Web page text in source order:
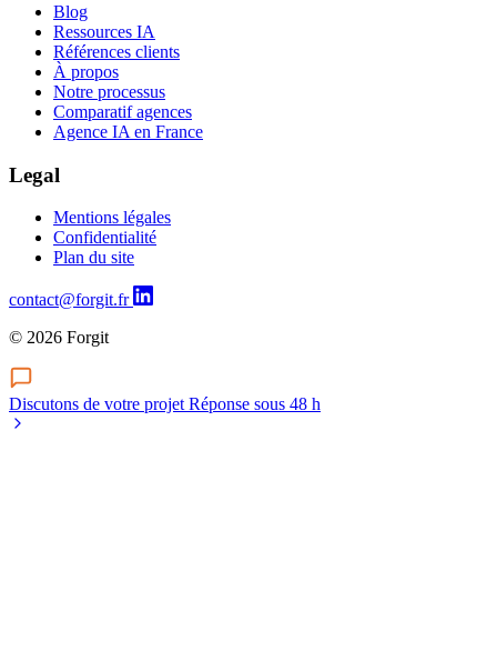
Blog
Ressources IA
Références clients
À propos
Notre processus
Comparatif agences
Agence IA en France
Legal
Mentions légales
Confidentialité
Plan du site
contact@forgit.fr
© 2026 Forgit
Discutons de votre projet Réponse sous 48 h